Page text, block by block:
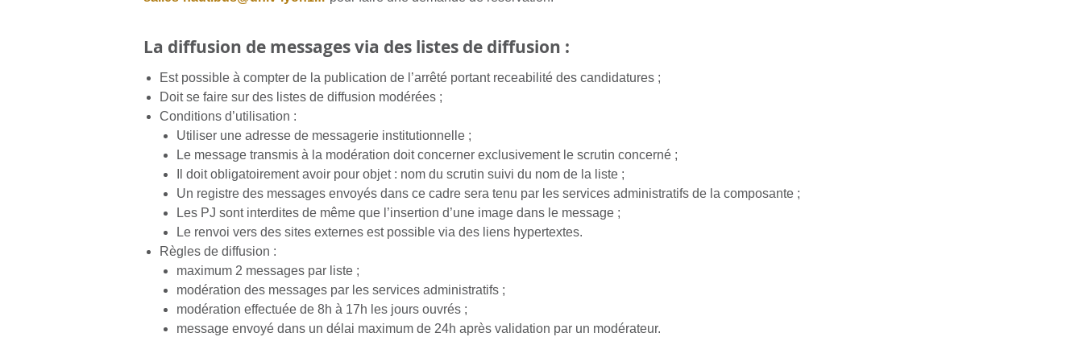
La diffusion de messages via des listes de diffusion :
Est possible à compter de la publication de l’arrêté portant receabilité des candidatures ;
Doit se faire sur des listes de diffusion modérées ;
Conditions d’utilisation :
Utiliser une adresse de messagerie institutionnelle ;
Le message transmis à la modération doit concerner exclusivement le scrutin concerné ;
Il doit obligatoirement avoir pour objet : nom du scrutin suivi du nom de la liste ;
Un registre des messages envoyés dans ce cadre sera tenu par les services administratifs de la composante ;
Les PJ sont interdites de même que l’insertion d’une image dans le message ;
Le renvoi vers des sites externes est possible via des liens hypertextes.
Règles de diffusion :
maximum 2 messages par liste ;
modération des messages par les services administratifs ;
modération effectuée de 8h à 17h les jours ouvrés ;
message envoyé dans un délai maximum de 24h après validation par un modérateur.